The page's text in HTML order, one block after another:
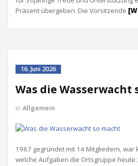
Präsent übergeben. Die Vorsitzende
16. Juni 2026
Was die Wasserwacht
in Allgemein
1967 gegründet mit 14 Mitgliedern, war
welche Aufgaben die Ortsgruppe heute